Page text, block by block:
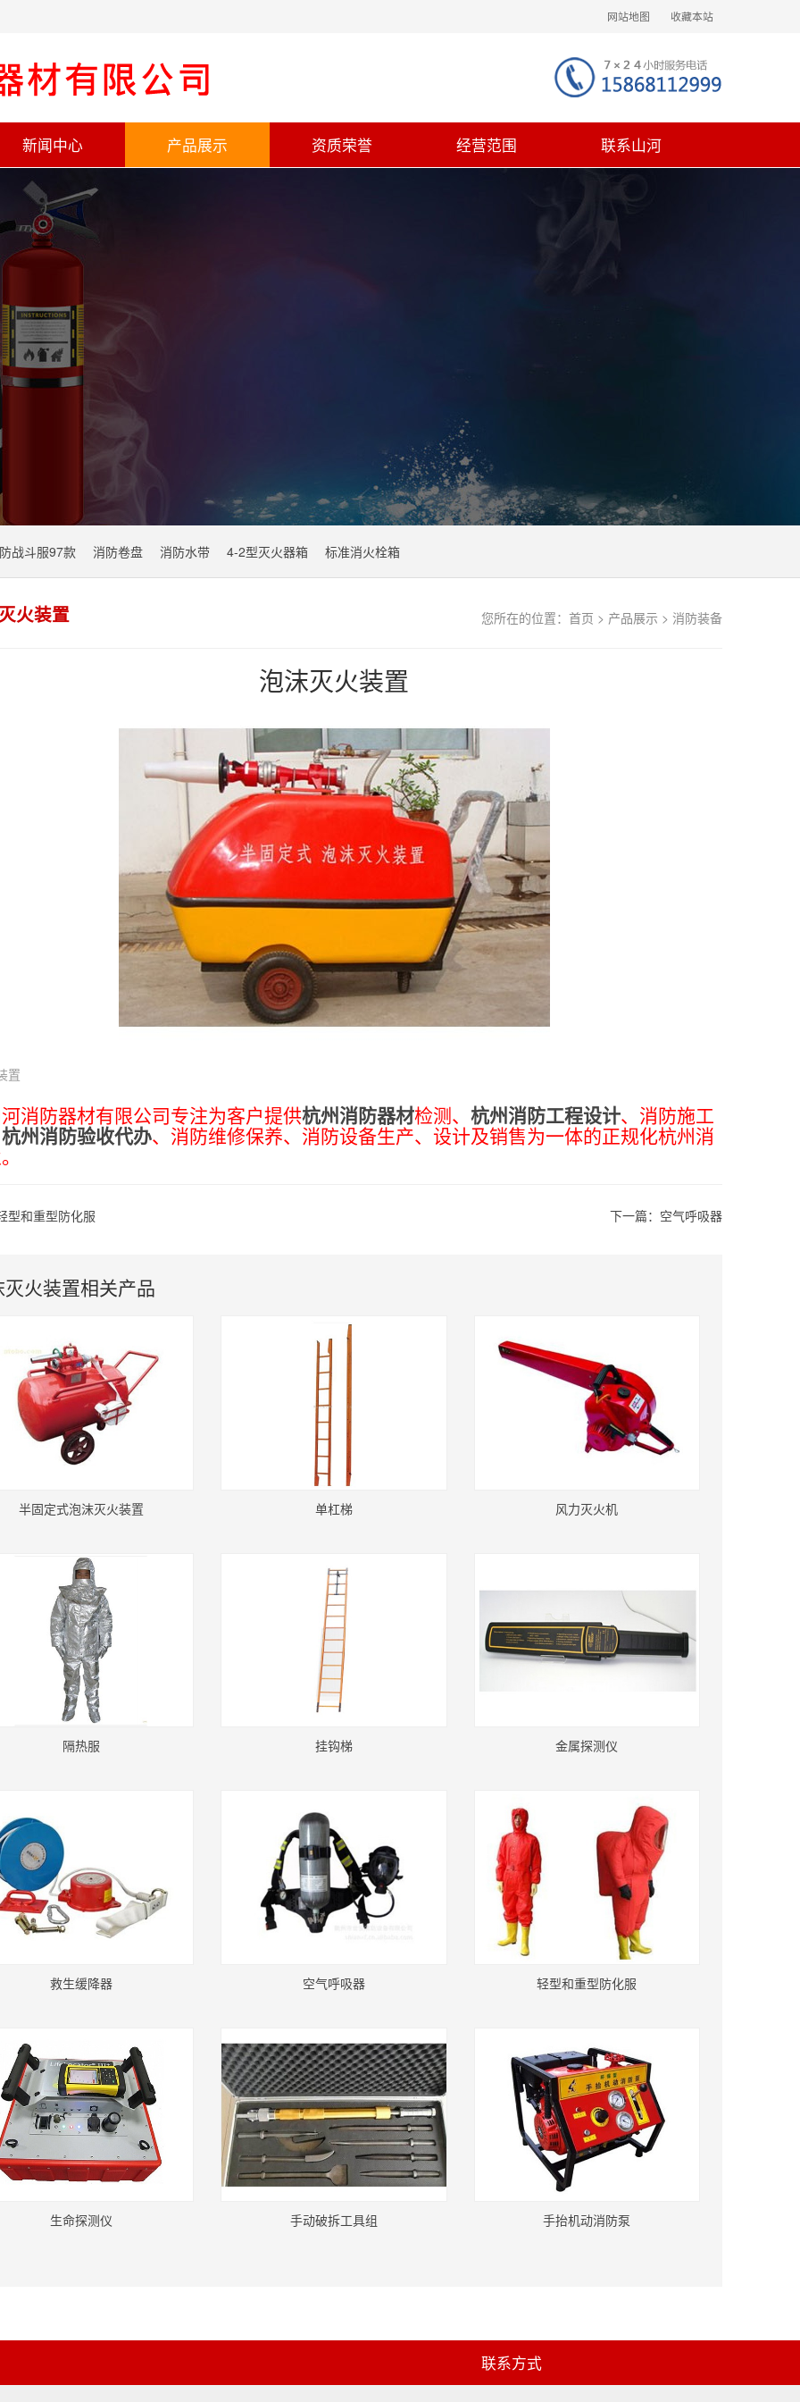
网站地图 收藏本站
新闻中心 产品展示 资质荣誉 经营范围 联系山河
战斗服97款 消防卷盘 消防水带 4-2型灭火器箱 标准消火栓箱
火装置 您所在的位置： 首页 > 产品展示 > 消防装备
泡沫灭火装置
置
消防器材有限公司专注为客户提供杭州消防器材检测、 杭州消防工程设计、消防施工
杭州消防验收代办、消防维修保养、消防设备生产、设计及销售为一体的正规化杭州消
型和重型防化服 下一篇： 空气呼吸器
灭火装置相关产品
半固定式泡沫灭火装置 单杠梯 风力灭火机
隔热服 挂钩梯 金属探测仪
救生缓降器 空气呼吸器 轻型和重型防化服
生命探测仪 手动破拆工具组 手抬机动消防泵
联系方式